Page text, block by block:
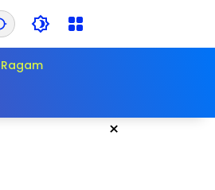
Ragam
×